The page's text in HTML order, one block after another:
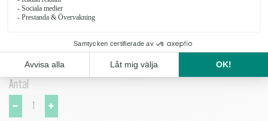
nedan som levereras till begravningsplatsen.
Beställ minst tre dagar innan begravningen eller kontakta gärna oss
i butiken så hjälper vi dig med rådgivning och beställning!
Antal